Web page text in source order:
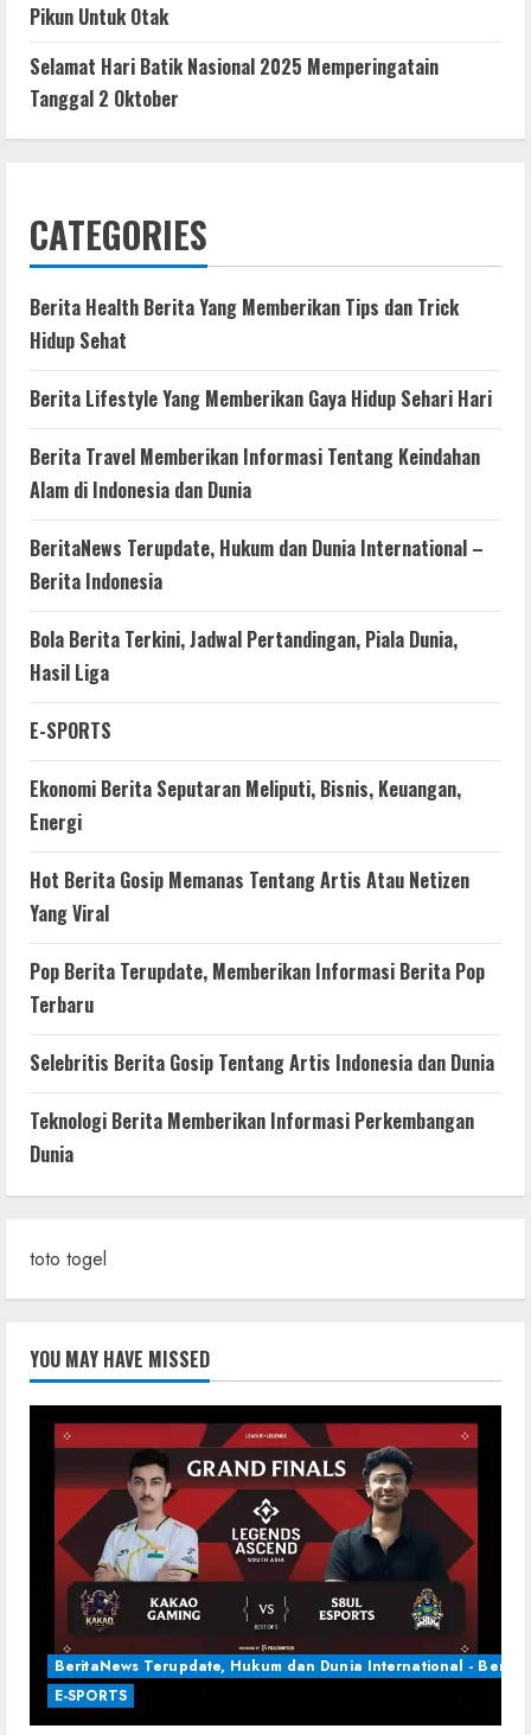
Pikun Untuk Otak
Selamat Hari Batik Nasional 2025 Memperingatain
Tanggal 2 Oktober
CATEGORIES
Berita Health Berita Yang Memberikan Tips dan Trick
Hidup Sehat
Berita Lifestyle Yang Memberikan Gaya Hidup Sehari Hari
Berita Travel Memberikan Informasi Tentang Keindahan
Alam di Indonesia dan Dunia
BeritaNews Terupdate, Hukum dan Dunia International –
Berita Indonesia
Bola Berita Terkini, Jadwal Pertandingan, Piala Dunia,
Hasil Liga
E-SPORTS
Ekonomi Berita Seputaran Meliputi, Bisnis, Keuangan,
Energi
Hot Berita Gosip Memanas Tentang Artis Atau Netizen
Yang Viral
Pop Berita Terupdate, Memberikan Informasi Berita Pop
Terbaru
Selebritis Berita Gosip Tentang Artis Indonesia dan Dunia
Teknologi Berita Memberikan Informasi Perkembangan
Dunia
toto togel
YOU MAY HAVE MISSED
BeritaNews Terupdate, Hukum dan Dunia International - Berita
E-SPORTS